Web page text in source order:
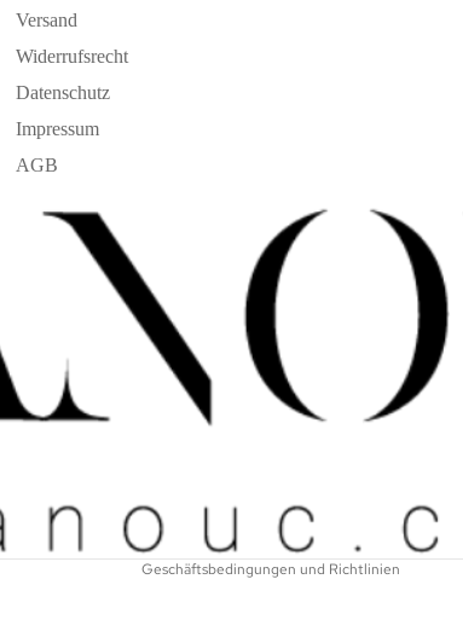
Versand
Widerrufsrecht
Datenschutz
Impressum
AGB
Geschäftsbedingungen und Richtlinien
Widerrufsrecht
Datenschutzerklärung
Impressum